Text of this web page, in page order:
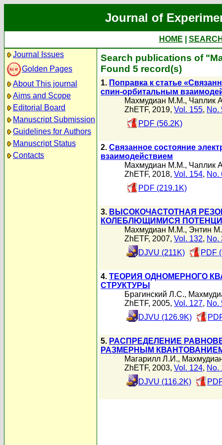
Journal of
HOME
Journal Issues
Golden Pages
About This journal
Aims and Scope
Editorial Board
Manuscript Submission
Guidelines for Authors
Manuscript Status
Contacts
Search publications of
Found 5 record(s)
1. Поправка к статье
спин-орбитальным
Махмудиан М.М., Чаплик
ZhETF, 2019, Vol. 155, No.
PDF (56.2K)
2. Связанное состояние
взаимодействием
Махмудиан М.М., Чаплик
ZhETF, 2018, Vol. 154, No.
PDF (219.1K)
3. ВЫСОКОЧАСТОТНАЯ
КОЛЕБЛЮЩИМИСЯ
Махмудиан М.М., Энтин
ZhETF, 2007, Vol. 132, No.
DJVU (211K)
PDF
4. ТЕОРИЯ ОДНОМЕРНОГО
СТРУКТУРЫ
Брагинский Л.С.,
ZhETF, 2005, Vol. 127, No.
DJVU (126.9K)
5. РАСПРЕДЕЛЕНИЕ
РАЗМЕРНЫМ
Магарилл Л.И.,
ZhETF, 2003, Vol. 124, No.
DJVU (116.2K)